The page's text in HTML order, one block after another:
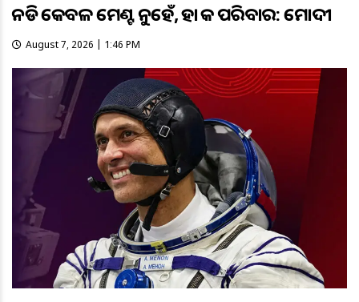
ଏନଡିଏ କେବଳ ମେଣ୍ଟ ନୁହେଁ, ଏହା ଏକ ପରିବାର: ମୋଦୀ
August 7, 2026 | 1:46 PM